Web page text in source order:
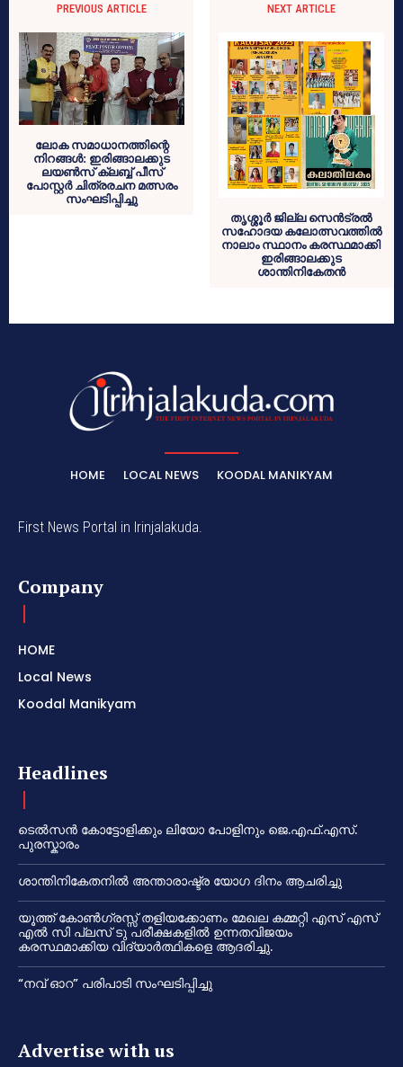
PREVIOUS ARTICLE
ലോക സമാധാനത്തിന്റെ
നിറങ്ങൾ: ഇരിങ്ങാലക്കുട
ലയൺസ് ക്ലബ്ബ് പീസ്
പോസ്റ്റർ ചിത്രരചന മത്സരം
സംഘടിപ്പിച്ചു
NEXT ARTICLE
തൃശ്ശൂർ ജില്ല സെൻട്രൽ
സഹോദയ കലോത്സവത്തിൽ
നാലാം സ്ഥാനം കരസ്ഥമാക്കി
ഇരിങ്ങാലക്കുട
ശാന്തിനികേതൻ
HOME LOCAL NEWS KOODAL MANIKYAM
First News Portal in Irinjalakuda.
Company
HOME
Local News
Koodal Manikyam
Headlines
ടെൽസൻ കോട്ടോളിക്കും ലിയോ പോളിനും ജെ.എഫ്.എസ്.
പുരസ്കാരം
ശാന്തിനികേതനിൽ അന്താരാഷ്ട്ര യോഗ ദിനം ആചരിച്ചു
യൂത്ത് കോൺഗ്രസ്സ് തളിയക്കോണം മേഖല കമ്മറ്റി എസ് എസ്
എൽ സി പ്ലസ് ടു പരീക്ഷകളിൽ ഉന്നതവിജയം
കരസ്ഥമാക്കിയ വിദ്യാർത്ഥികളെ ആദരിച്ചു.
“നവ് ഓറ” പരിപാടി സംഘടിപ്പിച്ചു
Advertise with us